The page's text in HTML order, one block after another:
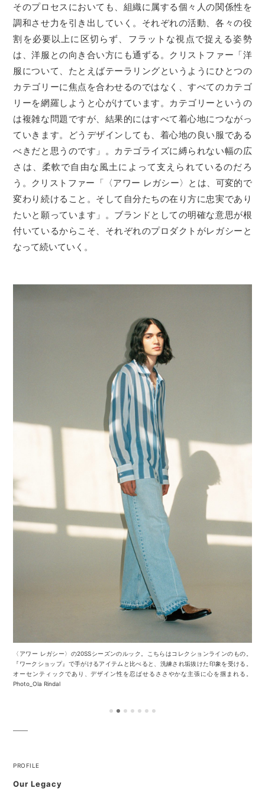
そのプロセスにおいても、組織に属する個々人の関係性を
調和させ力を引き出していく。それぞれの活動、各々の役
割を必要以上に区切らず、フラットな視点で捉える姿勢
は、洋服との向き合い方にも通ずる。クリストファー「洋
服について、たとえばテーラリングというようにひとつの
カテゴリーに焦点を合わせるのではなく、すべてのカテゴ
リーを網羅しようと心がけています。カテゴリーというの
は複雑な問題ですが、結果的にはすべて着心地につながっ
ていきます。どうデザインしても、着心地の良い服である
べきだと思うのです」。カテゴライズに縛られない幅の広
さは、柔軟で自由な風土によって支えられているのだろ
う。クリストファー「〈アワー レガシー〉とは、可変的で
変わり続けること。そして自分たちの在り方に忠実であり
たいと願っています」。ブランドとしての明確な意思が根
付いているからこそ、それぞれのプロダクトがレガシーと
なって続いていく。
〈アワー レガシー〉の20SSシーズンのルック。こちらはコレクションラインのもの。
『ワークショップ』で手がけるアイテムと比べると、洗練され垢抜けた印象を受ける。
オーセンティックであり、デザイン性を忍ばせるささやかな主張に心を掴まれる。
Photo_Ola Rindal
PROFILE
Our Legacy